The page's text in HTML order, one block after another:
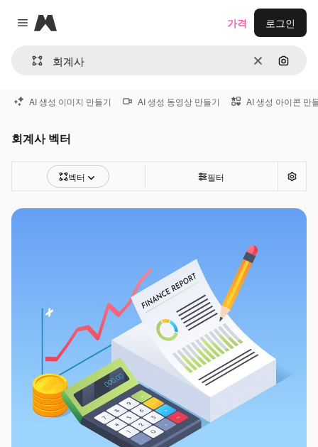
Close menu
Magnific
지우기이미지
가격 로그인
AI 생성 이미지 만들기 AI 생성 동영상 만들기 AI 생성 아이콘 만
회계사 벡터
벡터 필터